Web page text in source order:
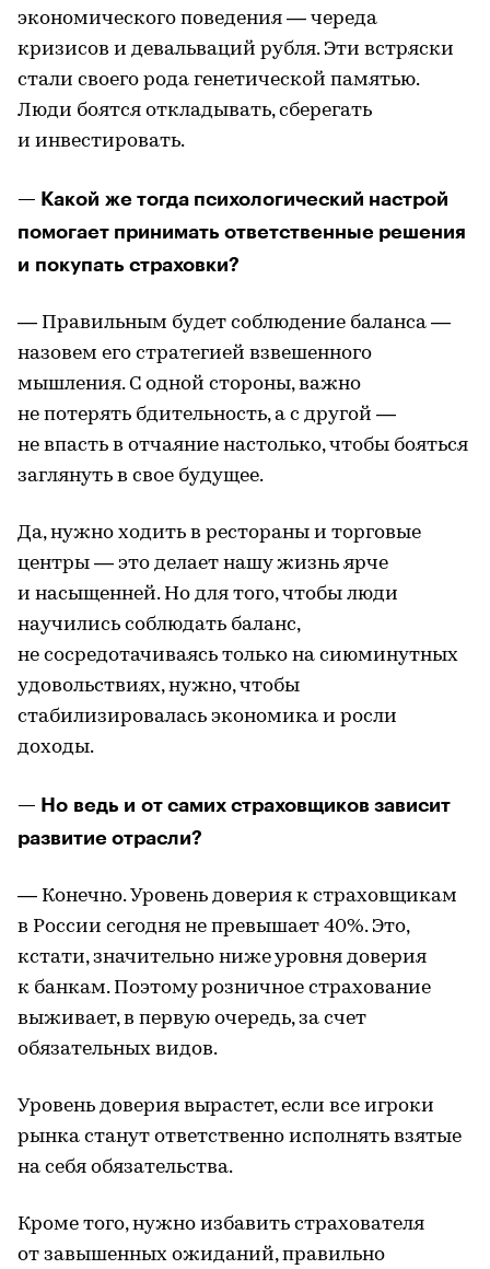
экономического поведения — череда
кризисов и девальваций рубля. Эти встряски
стали своего рода генетической памятью.
Люди боятся откладывать, сберегать
и инвестировать.
— Какой же тогда психологический настрой
помогает принимать ответственные решения
и покупать страховки?
— Правильным будет соблюдение баланса —
назовем его стратегией взвешенного
мышления. С одной стороны, важно
не потерять бдительность, а с другой —
не впасть в отчаяние настолько, чтобы бояться
заглянуть в свое будущее.
Да, нужно ходить в рестораны и торговые
центры — это делает нашу жизнь ярче
и насыщенней. Но для того, чтобы люди
научились соблюдать баланс,
не сосредотачиваясь только на сиюминутных
удовольствиях, нужно, чтобы
стабилизировалась экономика и росли
доходы.
— Но ведь и от самих страховщиков зависит
развитие отрасли?
— Конечно. Уровень доверия к страховщикам
в России сегодня не превышает 40%. Это,
кстати, значительно ниже уровня доверия
к банкам. Поэтому розничное страхование
выживает, в первую очередь, за счет
обязательных видов.
Уровень доверия вырастет, если все игроки
рынка станут ответственно исполнять взятые
на себя обязательства.
Кроме того, нужно избавить страхователя
от завышенных ожиданий, правильно